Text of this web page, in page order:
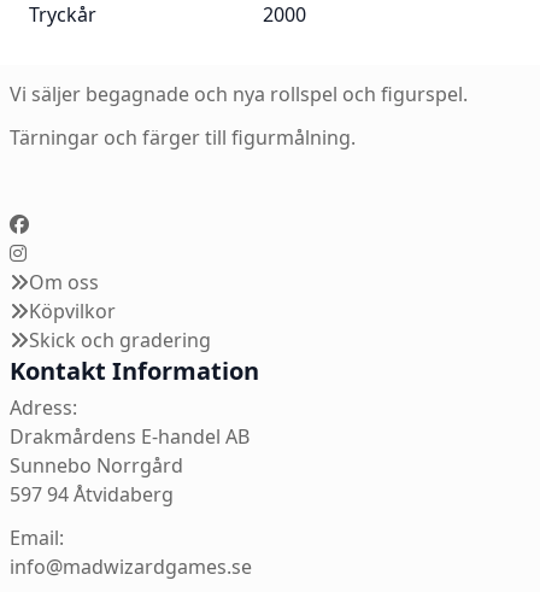
Tryckår 2000
Vi säljer begagnade och nya rollspel och figurspel.
Tärningar och färger till figurmålning.
Om oss
Köpvilkor
Skick och gradering
Kontakt Information
Adress:
Drakmårdens E-handel AB
Sunnebo Norrgård
597 94 Åtvidaberg
Email:
info@madwizardgames.se